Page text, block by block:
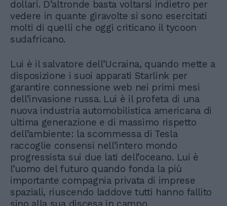
dollari. D’altronde basta voltarsi indietro per
vedere in quante giravolte si sono esercitati
molti di quelli che oggi criticano il tycoon
sudafricano.
Lui è il salvatore dell’Ucraina, quando mette a
disposizione i suoi apparati Starlink per
garantire connessione web nei primi mesi
dell’invasione russa. Lui è il profeta di una
nuova industria automobilistica americana di
ultima generazione e di massimo rispetto
dell’ambiente: la scommessa di Tesla
raccoglie consensi nell’intero mondo
progressista sui due lati dell’oceano. Lui è
l’uomo del futuro quando fonda la più
importante compagnia privata di imprese
spaziali, riuscendo laddove tutti hanno fallito
sino alla sua discesa in campo.